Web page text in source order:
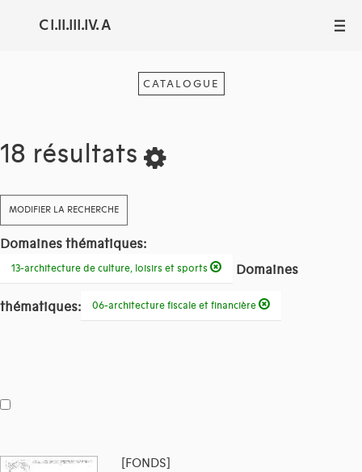
C I.II.III.IV. A III
CATALOGUE
18 résultats
MODIFIER LA RECHERCHE
Domaines thématiques:
13-architecture de culture, loisirs et sports Domaines
thématiques: 06-architecture fiscale et financière
[FONDS]